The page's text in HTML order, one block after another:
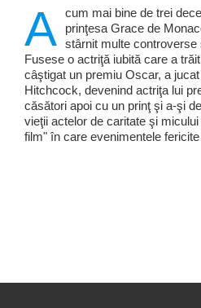
A cum mai bine de trei
prinţesa Grace de
stârnit multe
Fusese o actriţă iubită care a
câştigat un premiu Oscar, a
Hitchcock, devenind actriţa lui
căsători apoi cu un prinţ şi a-şi
vieţii actelor de caritate şi
film" în care evenimentele